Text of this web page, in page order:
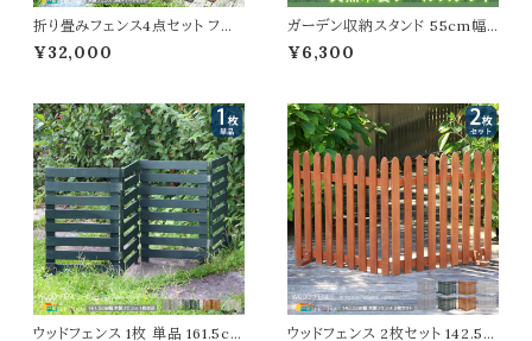
折り畳みフェンス4点セット フェ
ンス3枚 ゲート1セット 合計4点セ
ット ストライプフェンスセット フェ
おすすめ おしゃれ 北欧 ウッドフ
ェンスセット 木製フェンスゲート
セット 天然木 ガーデンフェンス
¥32,000
ガーデン収納スタンド 55cm幅
ツールスタンド ダークブラウン ホ
ワイト 茶色 白 ホウキ立て 幅55
ーデン収納 掃除収納 ブラシ収
納 掃除道具 木製収納 木製スタ
ンド スリム コンパクト ベランダ
バルコニー 春 夏 秋 冬
¥6,300
ウッドフェンス 1枚 単品 161.5cm ウッドフェンス 2枚セット 142.5c